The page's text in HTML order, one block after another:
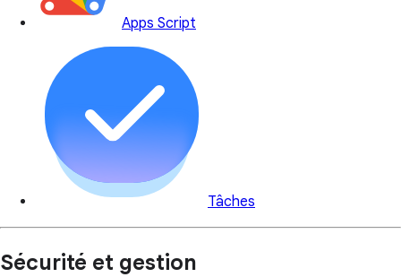
Apps Script
Tâches
Sécurité et gestion